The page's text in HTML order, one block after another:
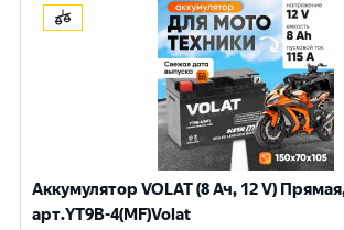
Аккумулятор VOLAT (8 Ач, 12 V)
арт.YT9B-4(MF)Volat